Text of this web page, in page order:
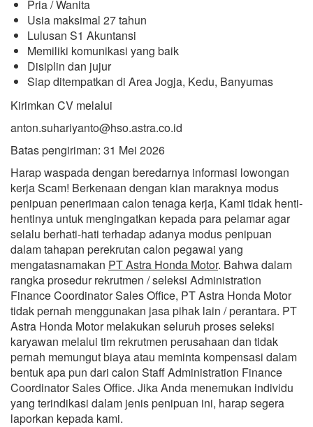
Pria / Wanita
Usia maksimal 27 tahun
Lulusan S1 Akuntansi
Memiliki komunikasi yang baik
Disiplin dan jujur
Siap ditempatkan di Area Jogja, Kedu, Banyumas
Kirimkan CV melalui
anton.suhariyanto@hso.astra.co.id
Batas pengiriman: 31 Mei 2026
Harap waspada dengan beredarnya informasi lowongan
kerja Scam! Berkenaan dengan kian maraknya modus
penipuan penerimaan calon tenaga kerja, Kami tidak henti-
hentinya untuk mengingatkan kepada para pelamar agar
selalu berhati-hati terhadap adanya modus penipuan
dalam tahapan perekrutan calon pegawai yang
mengatasnamakan PT Astra Honda Motor. Bahwa dalam
rangka prosedur rekrutmen / seleksi Administration
Finance Coordinator Sales Office, PT Astra Honda Motor
tidak pernah menggunakan jasa pihak lain / perantara. PT
Astra Honda Motor melakukan seluruh proses seleksi
karyawan melalui tim rekrutmen perusahaan dan tidak
pernah memungut biaya atau meminta kompensasi dalam
bentuk apa pun dari calon Staff Administration Finance
Coordinator Sales Office. Jika Anda menemukan individu
yang terindikasi dalam jenis penipuan ini, harap segera
laporkan kepada kami.